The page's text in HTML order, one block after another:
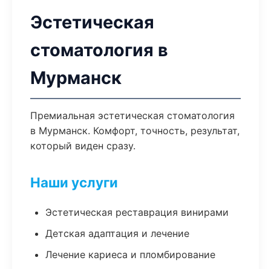
Эстетическая
стоматология в
Мурманск
Премиальная эстетическая стоматология
в Мурманск. Комфорт, точность, результат,
который виден сразу.
Наши услуги
Эстетическая реставрация винирами
Детская адаптация и лечение
Лечение кариеса и пломбирование